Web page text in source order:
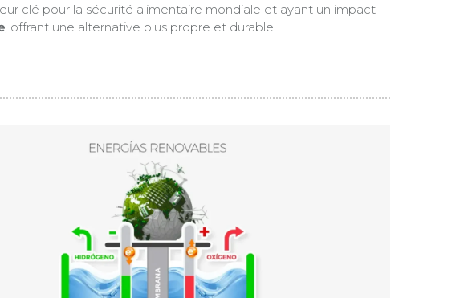
clé pour la sécurité alimentaire mondiale et ayant un impact
, offrant une alternative plus propre et durable.